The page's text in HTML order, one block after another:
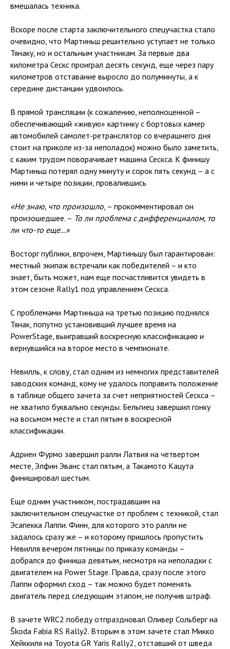
вмешалась техника.
Вскоре после старта заключительного спецучастка стало
очевидно, что Мартиньш решительно уступает не только
Тянаку, но и остальным участникам. За первые два
километра Сескс проиграл десять секунд, еще через пару
километров отставание выросло до полуминуты, а к
середине дистанции удвоилось.
В прямой трансляции (к сожалению, неполноценной –
обеспечивающий «живую» картинку с бортовых камер
автомобилей самолет-ретранслятор со вчерашнего дня
стоит на приколе из-за неполадок) можно было заметить,
с каким трудом поворачивает машина Сескса. К финишу
Мартиньш потерял одну минуту и сорок пять секунд – а с
ними и четыре позиции, провалившись
«Не знаю, что произошло, – прокомментировал он
произошедшее. – То ли проблема с дифференциалом, то
ли что-то еще...»
Восторг публики, впрочем, Мартиньшу был гарантирован:
местный экипаж встречали как победителей – и кто
знает, быть может, нам еще посчастливится увидеть в
этом сезоне Rally1 под управлением Сескса.
С проблемами Мартиньша на третью позицию поднялся
Тянак, попутно установивший лучшее время на
PowerStage, выигравший воскресную классификацию и
вернувшийся на второе место в чемпионате.
Невилль, к слову, стал одним из немногих представителей
заводских команд, кому не удалось поправить положение
в таблице общего зачета за счет неприятностей Сескса –
не хватило буквально секунды. Бельгиец завершил гонку
на восьмом месте и стал пятым в воскресной
классификации.
Адриен Фурмо завершил ралли Латвия на четвертом
месте, Элфин Эванс стал пятым, а Такамото Кацута
финишировал шестым.
Еще одним участником, пострадавшим на
заключительном спецучастке от проблем с техникой, стал
Эсапекка Лаппи. Финн, для которого это ралли не
задалось сразу же – и которому пришлось пропустить
Невилля вечером пятницы по приказу команды –
добрался до финиша девятым, несмотря на неполадки с
двигателем на Power Stage. Правда, сразу после этого
Лаппи оформил сход – так можно будет поменять
двигатель перед следующим этапом, не получив штраф.
В зачете WRC2 победу отпраздновал Оливер Сольберг на
Škoda Fabia RS Rally2. Вторым в этом зачете стал Микко
Хейккиля на Toyota GR Yaris Rally2, отставший от шведа